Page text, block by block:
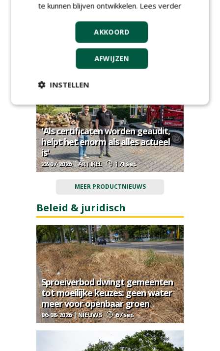
Ruimte voor ontwikkeling, oog
voor natuur
30-07-2026 | ARTIKEL 96 sec
'Als certificaten worden geaudit,
helpt het enorm als alles actueel
is'
22-07-2026 | ARTIKEL 171 sec
MEER PRODUCTNIEUWS
Beleid & juridisch
Sproeiverbod dwingt gemeenten
tot moeilijke keuzes: geen water
meer voor openbaar groen
06-08-2026 | NIEUWS 67 sec
te kunnen blijven ontwikkelen. Lees verder
AKKOORD
AFWIJZEN
INSTELLEN